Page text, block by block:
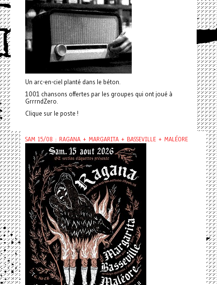
Un arc-en-ciel planté dans le béton.
1001 chansons offertes par les groupes qui ont joué à
GrrrndZero.
Clique sur le poste !
SAM 15/08 : RAGANA + MARGARITA + BASSEVILLE + MALÉORE